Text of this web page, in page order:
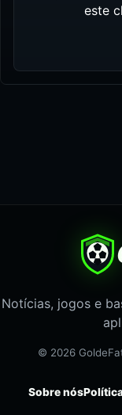
este
Notícias, jogos e
© 2026
Sobre nós